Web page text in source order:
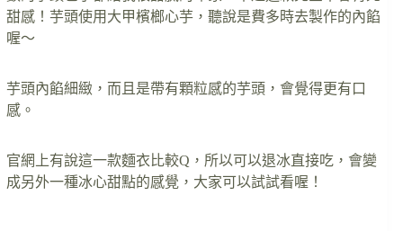
甜感！芋頭使用大甲檳榔心芋，聽說是費多時去製作的內餡
喔～
芋頭內餡細緻，而且是帶有顆粒感的芋頭，會覺得更有口
感。
官網上有說這一款麵衣比較Q，所以可以退冰直接吃，會變
成另外一種冰心甜點的感覺，大家可以試試看喔！